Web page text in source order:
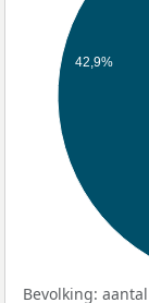
42,9%
Bevolking: